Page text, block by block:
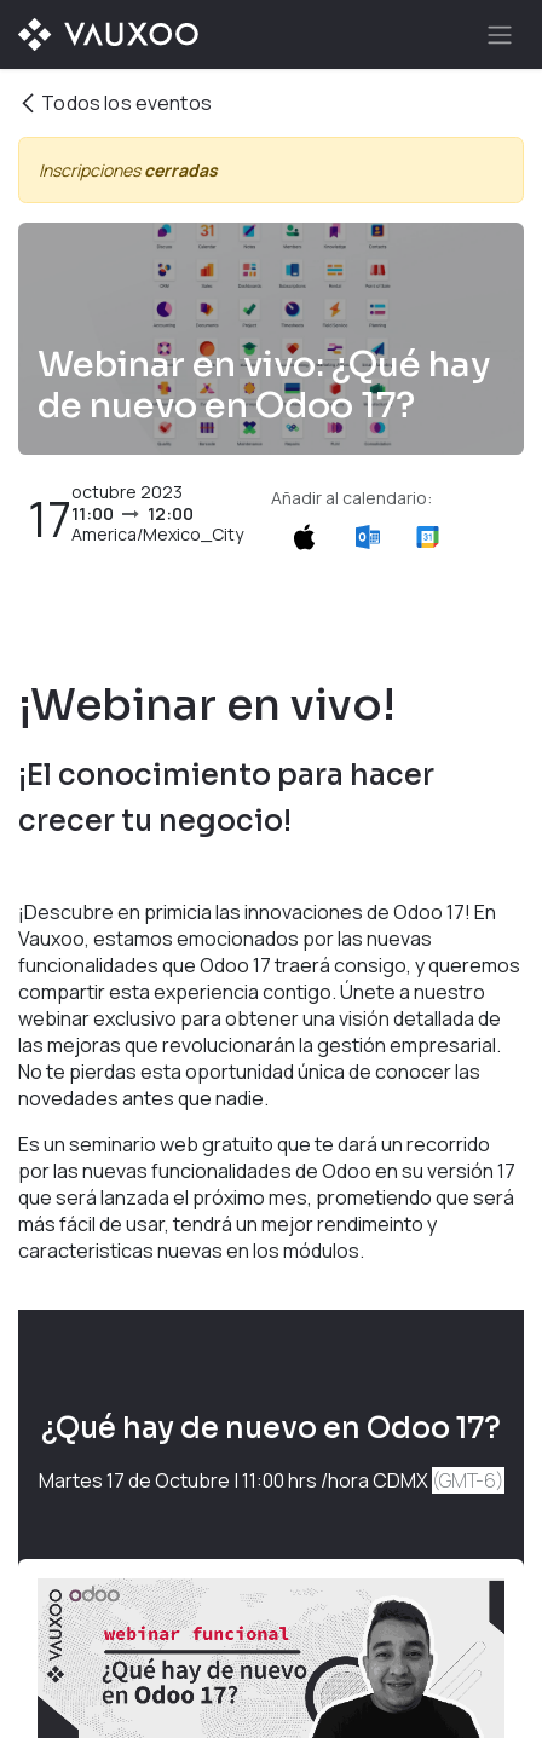
Ir al contenido
Todos los eventos
Inscripcionescerradas
Webinar en vivo: ¿Qué hay
de nuevo en Odoo 17?
17octubre 2023
11:00
12:00
America/Mexico_City
Añadir al calendario:
¡Webinar en vivo!
¡El conocimiento para hacer
crecer tu negocio!
¡Descubre en primicia las innovaciones de Odoo 17! En
Vauxoo, estamos emocionados por las nuevas
funcionalidades que Odoo 17 traerá consigo, y queremos
compartir esta experiencia contigo. Únete a nuestro
webinar exclusivo para obtener una visión detallada de
las mejoras que revolucionarán la gestión empresarial.
No te pierdas esta oportunidad única de conocer las
novedades antes que nadie.
​​Es un seminario web gratuito que te dará un recorrido
por las nuevas funcionalidades de Odoo en su versión 17
que será lanzada el próximo mes, prometiendo que será
más fácil de usar, tendrá un mejor rendimeinto y
caracteristicas nuevas en los módulos.
¿Qué hay de nuevo en Odoo 17?
Martes 17 de Octubre | 11:00 hrs /hora CDMX (GMT-6)